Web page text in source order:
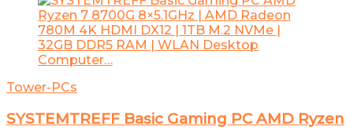
Tower-PCs
SYSTEMTREFF Basic Gaming PC AMD Ryzen